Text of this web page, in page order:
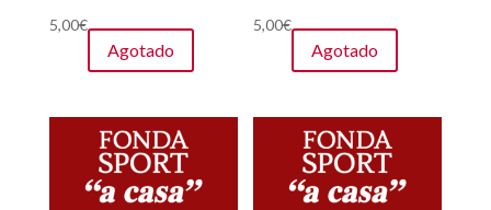
5,00€
Agotado
5,00€
Agotado